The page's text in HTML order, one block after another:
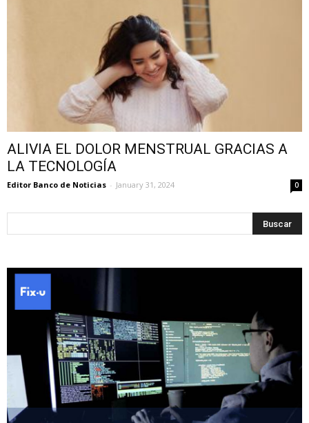
ALIVIA EL DOLOR MENSTRUAL GRACIAS A
LA TECNOLOGÍA
Editor Banco de Noticias - January 31, 2024 0